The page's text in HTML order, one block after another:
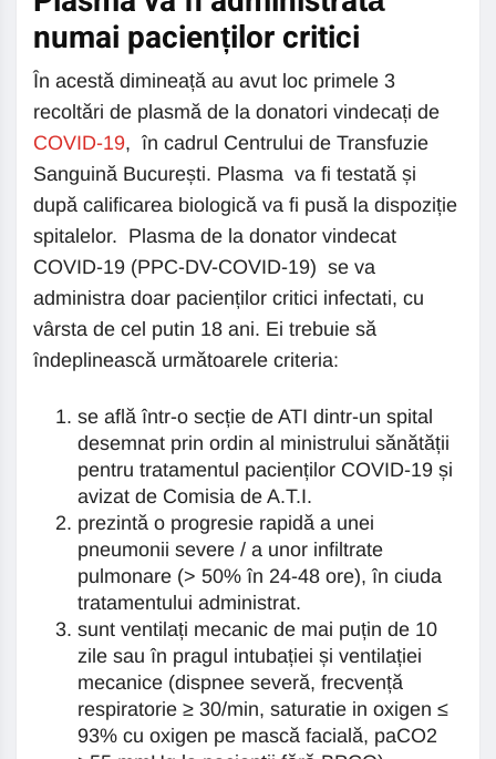
numai pacienților critici
În acestă dimineață au avut loc primele 3
recoltări de plasmă de la donatori vindecați de
COVID-19, în cadrul Centrului de Transfuzie
Sanguină București. Plasma va fi testată și
după calificarea biologică va fi pusă la dispoziție
spitalelor. Plasma de la donator vindecat
COVID-19 (PPC-DV-COVID-19) se va
administra doar pacienților critici infectati, cu
vârsta de cel putin 18 ani. Ei trebuie să
îndeplinească următoarele criteria:
se află într-o secție de ATI dintr-un spital
desemnat prin ordin al ministrului sănătății
pentru tratamentul pacienților COVID-19 și
avizat de Comisia de A.T.I.
prezintă o progresie rapidă a unei
pneumonii severe / a unor infiltrate
pulmonare (> 50% în 24-48 ore), în ciuda
tratamentului administrat.
sunt ventilați mecanic de mai puțin de 10
zile sau în pragul intubației și ventilației
mecanice (dispnee severă, frecvență
respiratorie ≥ 30/min, saturatie in oxigen ≤
93% cu oxigen pe mască facială, paCO2